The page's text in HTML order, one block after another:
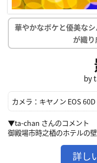
華やかなボケと優美な
が織
by
カメラ： キヤノン EOS 60D
▼ta-chan さんのコメント
御殿場市時之梄のホテルの
詳し